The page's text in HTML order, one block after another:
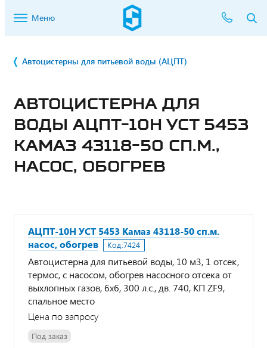
Меню
Автоцистерны для питьевой воды (АЦПТ)
АВТОЦИСТЕРНА ДЛЯ
ВОДЫ АЦПТ-10Н УСТ 5453
КАМАЗ 43118-50 СП.М.,
НАСОС, ОБОГРЕВ
АЦПТ-10Н УСТ 5453 Камаз 43118-50 сп.м.
насос, обогрев
Код:7424
Автоцистерна для питьевой воды, 10 м3, 1 отсек,
термос, с насосом, обогрев насосного отсека от
выхлопных газов, 6х6, 300 л.с., дв. 740, КП ZF9,
спальное место
Цена по запросу
Под заказ